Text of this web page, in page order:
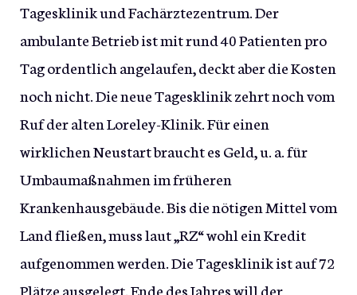
Tagesklinik und Fachärztezentrum. Der
ambulante Betrieb ist mit rund 40 Patienten pro
Tag ordentlich angelaufen, deckt aber die Kosten
noch nicht. Die neue Tagesklinik zehrt noch vom
Ruf der alten Loreley-Klinik. Für einen
wirklichen Neustart braucht es Geld, u. a. für
Umbaumaßnahmen im früheren
Krankenhausgebäude. Bis die nötigen Mittel vom
Land fließen, muss laut „RZ“ wohl ein Kredit
aufgenommen werden. Die Tagesklinik ist auf 72
Plätze ausgelegt. Ende des Jahres will der